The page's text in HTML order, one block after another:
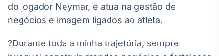
Broadcast
Monitoramento
inteligente de
do jogador Neymar, e atua na gestão de
negócios e imagem ligados ao atleta.
?Durante toda a minha trajetória, sempre